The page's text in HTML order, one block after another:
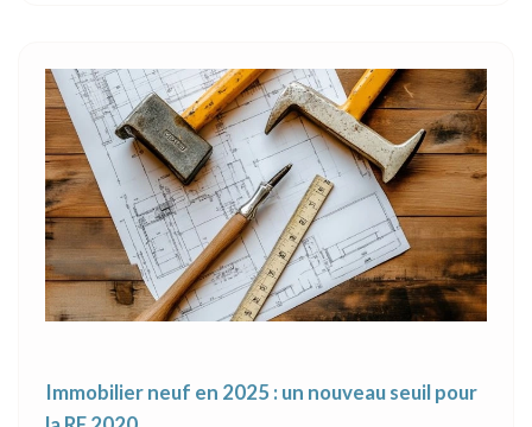
Immobilier neuf en 2025 : un nouveau seuil pour